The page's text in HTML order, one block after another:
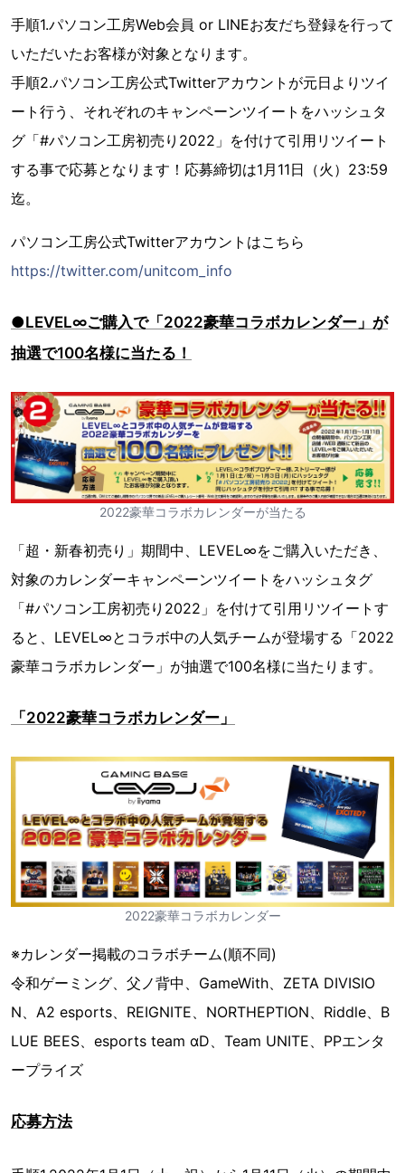
手順1.パソコン工房Web会員 or LINEお友だち登録を行って
いただいたお客様が対象となります。
手順2.パソコン工房公式Twitterアカウントが元日よりツイ
ート行う、それぞれのキャンペーンツイートをハッシュタ
グ「#パソコン工房初売り2022」を付けて引用リツイート
する事で応募となります！応募締切は1月11日（火）23:59
迄。
パソコン工房公式Twitterアカウントはこちら
https://twitter.com/unitcom_info
●LEVEL∞ご購入で「2022豪華コラボカレンダー」が
抽選で100名様に当たる！
2022豪華コラボカレンダーが当たる
「超・新春初売り」期間中、LEVEL∞をご購入いただき、
対象のカレンダーキャンペーンツイートをハッシュタグ
「#パソコン工房初売り2022」を付けて引用リツイートす
ると、LEVEL∞とコラボ中の人気チームが登場する「2022
豪華コラボカレンダー」が抽選で100名様に当たります。
「2022豪華コラボカレンダー」
2022豪華コラボカレンダー
※カレンダー掲載のコラボチーム(順不同)
令和ゲーミング、父ノ背中、GameWith、ZETA DIVISIO
N、A2 esports、REIGNITE、NORTHEPTION、Riddle、B
LUE BEES、esports team αD、Team UNITE、PPエンタ
ープライズ
応募方法